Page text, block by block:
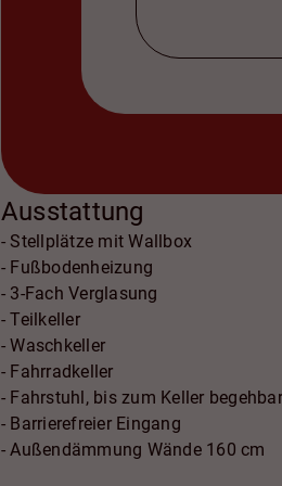
Ausstattung
- Stellplätze mit Wallbox
- Fußbodenheizung
- 3-Fach Verglasung
- Teilkeller
- Waschkeller
- Fahrradkeller
- Fahrstuhl, bis zum Keller begehbar
- Barrierefreier Eingang
- Außendämmung Wände 160 cm